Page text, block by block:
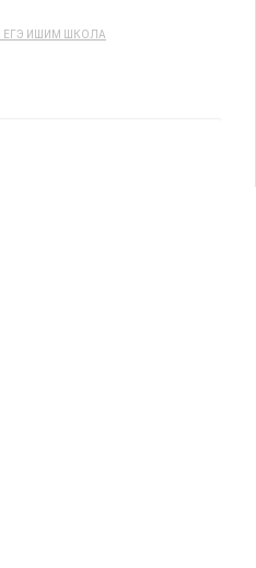
ЕГЭ ИШИМ ШКОЛА